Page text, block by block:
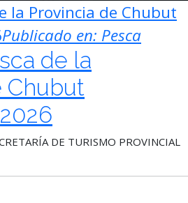
la Provincia de Chubut
Publicado en: Pesca
de la
Chubut
DE TURISMO PROVINCIAL